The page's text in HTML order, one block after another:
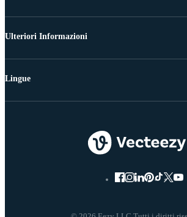
Ulteriori Informazioni
Lingue